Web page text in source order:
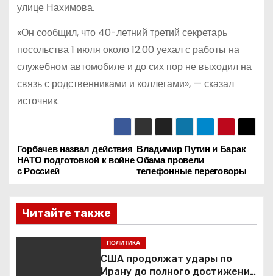
улице Нахимова.
«Он сообщил, что 40-летний третий секретарь
посольства 1 июля около 12.00 уехал с работы на
служебном автомобиле и до сих пор не выходил на
связь с родственниками и коллегами», — сказал
источник.
Н
а
в
и
Владимир Путин и Барак
Обама провели
телефонные переговоры
Горбачев назвал действия
НАТО подготовкой к войне
с Россией
Читайте также
ПОЛИТИКА
США продолжат удары по
Ирану до полного достижения